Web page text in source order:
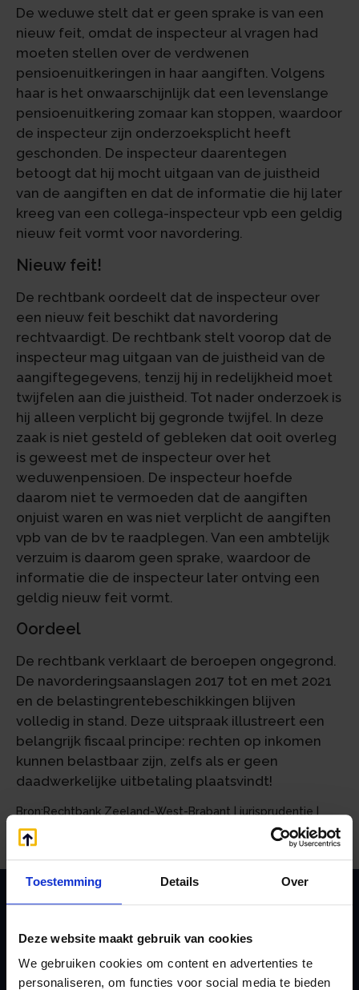
Toestemming Details Over
Deze website maakt gebruik van cookies
We gebruiken cookies om content en advertenties te
personaliseren, om functies voor social media te bieden
De weduwe stelt dat er geen sprake is van een
nieuw feit, omdat de inspecteur al vragen had
moeten stellen over de verdwenen
pensioenuitkeringen in haar aangiften. Volgens
haar is het onwaarschijnlijk dat een levenslange
pensioenuitkering zomaar kan stoppen, waardoor
de inspecteur zijn onderzoeksplicht heeft
geschonden. De inspecteur daarentegen
betoogt dat hij mocht uitgaan van de juistheid
van de aangiften en dat de informatie die hij later
kreeg van een collega-inspecteur vpb een geldig
nieuw feit vormt voor navordering.
Nieuw feit!
De rechtbank oordeelt dat de inspecteur over
een nieuw feit beschikt dat navordering
rechtvaardigt. De rechtbank stelt voorop dat de
inspecteur mag uitgaan van de juistheid van de
aangiftegegevens, tenzij hij in redelijkheid moet
twijfelen aan die juistheid. Tot nader onderzoek is
hij alleen verplicht bij gegronde twijfel. In deze
zaak is niet gesteld of gebleken dat ooit overleg
is geweest met de inspecteur over het
weduwenpensioen. De inspecteur hoefde
daarom niet te vermoeden dat de aangiften
onjuist waren en was niet verplicht de aangiften
vpb van de bv te raadplegen. Van een ambtelijk
verzuim is daarom geen sprake, waardoor de
informatie die de inspecteur later ontving een
geldig nieuw feit vormt.
Oordeel
De rechtbank verklaart de beroepen ongegrond.
De navorderingsaanslagen 2017 tot en met 2021
en de belastingrentebeschikkingen blijven
volledig in stand. Deze uitspraak illustreert een
belangrijk fiscaal principe: rechten op inkomen
kunnen belastbaar zijn, zelfs als er geen
daadwerkelijke uitbetaling plaatsvindt!
Bron:Rechtbank Zeeland-West-Brabant | jurisprudentie |
ECLI:NL:RBZWB:2025:1852 | 31-03-2025
Zoeken